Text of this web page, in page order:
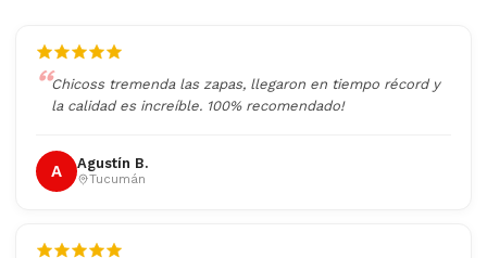
Chicoss tremenda las zapas, llegaron en tiempo récord y
la calidad es increíble. 100% recomendado!
A Agustín B.
Tucumán